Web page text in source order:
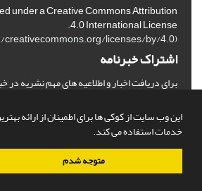
این وب سایت از کوکی ها برای اطمینان از ارائه
خدمات استفاده می کند.
متوجه شدم
under a Creative Commons Attribution
4.0 International License.
(
licenses/by/4.0/
اشتراک خبرنامه
برای دریافت اخبار و اطلاعیه های مهم نشریه